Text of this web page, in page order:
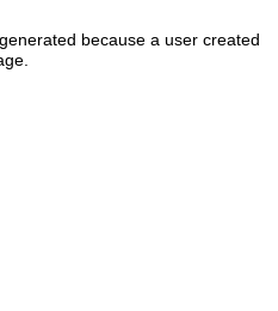
because a user created